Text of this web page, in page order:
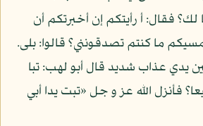
فقال: أ رأيتكم إن أخبرتكم أن
ما كنتم تصدقونني؟ قالوا: بلى.
يدي عذاب شديد قال أبو لهب: تبا
فأنزل الله عز و جل «تبت يدا أبي